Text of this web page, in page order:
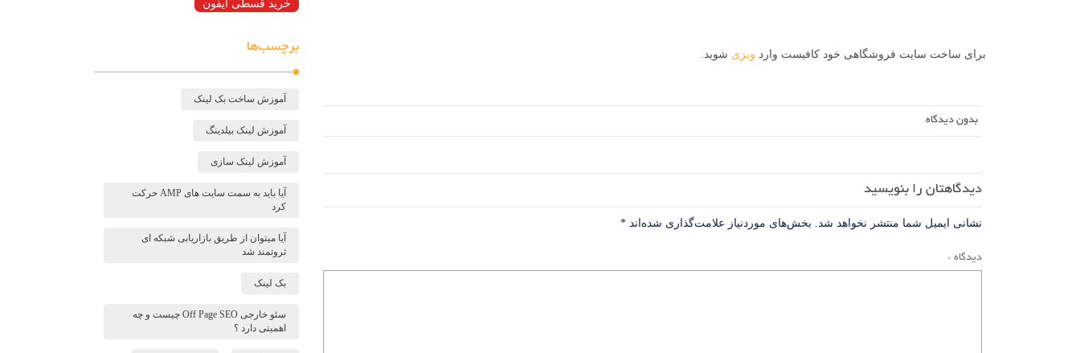
برای ساخت سایت فروشگاهی خود کافیست وارد وبزی شوید.
بدون دیدگاه
دیدگاهتان را بنویسید
نشانی ایمیل شما منتشر نخواهد شد. بخش‌های موردنیاز علامت‌گذاری شده‌اند *
دیدگاه *
خرید قسطی آیفون
برچسب‌ها
آموزش ساخت بک لینک
آموزش لینک بیلدینگ
آموزش لینک سازی
آیا باید به سمت سایت های AMP حرکت
کرد
آیا میتوان از طریق بازاریابی شبکه ای
ثروتمند شد
بک لینک
سئو خارجی Off Page SEO چیست و چه
اهمیتی دارد ؟